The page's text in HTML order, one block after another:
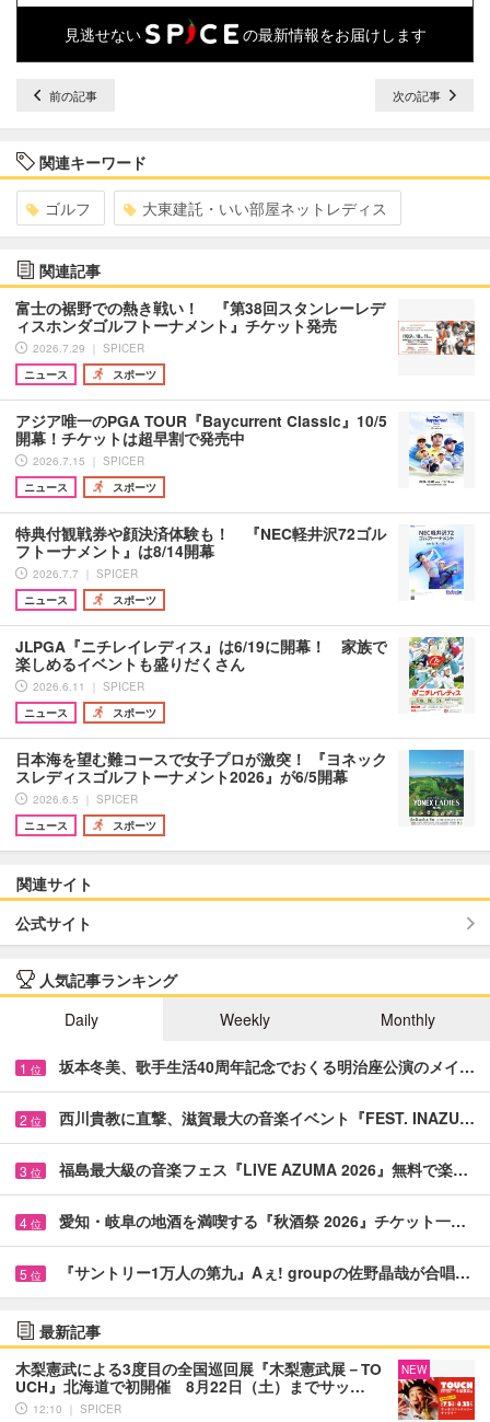
見逃せない の最新情報をお届けします
前の記事 次の記事
関連キーワード
ゴルフ 大東建託・いい部屋ネットレディス
関連記事
富士の裾野での熱き戦い！ 『第38回スタンレーレデ
ィスホンダゴルフトーナメント』チケット発売
2026.7.29 ｜ SPICER
ニュース
スポーツ
アジア唯一のPGA TOUR『Baycurrent Classic』10/5
開幕！チケットは超早割で発売中
2026.7.15 ｜ SPICER
ニュース
スポーツ
特典付観戦券や顔決済体験も！ 『NEC軽井沢72ゴル
フトーナメント』は8/14開幕
2026.7.7 ｜ SPICER
ニュース
スポーツ
JLPGA『ニチレイレディス』は6/19に開幕！ 家族で
楽しめるイベントも盛りだくさん
2026.6.11 ｜ SPICER
ニュース
スポーツ
日本海を望む難コースで女子プロが激突！ 『ヨネック
スレディスゴルフトーナメント2026』が6/5開幕
2026.6.5 ｜ SPICER
ニュース
スポーツ
関連サイト
公式サイト
人気記事ランキング
Daily
Weekly Monthly
1 位 坂本冬美、歌手生活40周年記念でおくる明治座公演のメイ…
2 位 西川貴教に直撃、滋賀最大の音楽イベント『FEST. INAZU…
3 位 福島最大級の音楽フェス『LIVE AZUMA 2026』無料で楽…
4 位 愛知・岐阜の地酒を満喫する『秋酒祭 2026』チケット一…
5 位 『サントリー1万人の第九』Aぇ! groupの佐野晶哉が合唱…
最新記事
木梨憲武による3度目の全国巡回展『木梨憲武展－TO
UCH』北海道で初開催 8月22日（土）までサッ…
12:10 ｜ SPICER
NEW